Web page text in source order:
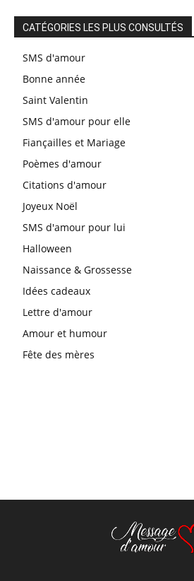
CATÉGORIES LES PLUS CONSULTÉS
SMS d'amour
Bonne année
Saint Valentin
SMS d'amour pour elle
Fiançailles et Mariage
Poèmes d'amour
Citations d'amour
Joyeux Noël
SMS d'amour pour lui
Halloween
Naissance & Grossesse
Idées cadeaux
Lettre d'amour
Amour et humour
Fête des mères